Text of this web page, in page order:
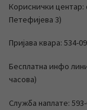
Кориснички
Петефијева 3)
Пријава квара: 534-
Бесплатна инфо
часова)
Служба наплате: